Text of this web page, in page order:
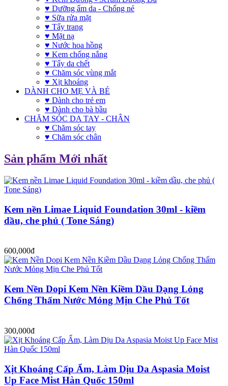
♥ Dưỡng ẩm da - Chống nẻ
♥ Sữa rửa mặt
♥ Tẩy trang
♥ Mặt nạ
♥ Nước hoa hồng
♥ Kem chống nắng
♥ Tẩy da chết
♥ Chăm sóc vùng mắt
♥ Xịt khoáng
DÀNH CHO MẸ VÀ BÉ
♥ Dành cho trẻ em
♥ Dành cho bà bầu
CHĂM SÓC DA TAY - CHÂN
♥ Chăm sóc tay
♥ Chăm sóc chân
Sản phẩm Mới nhất
Kem nền Limae Liquid Foundation 30ml - kiềm
dầu, che phủ ( Tone Sáng)
600,000đ
Kem Nền Dopi Kem Nền Kiềm Dầu Dạng Lỏng
Chống Thấm Nước Mỏng Mịn Che Phủ Tốt
300,000đ
Xịt Khoáng Cấp Ẩm, Làm Dịu Da Aspasia Moist
Up Face Mist Hàn Quốc 150ml